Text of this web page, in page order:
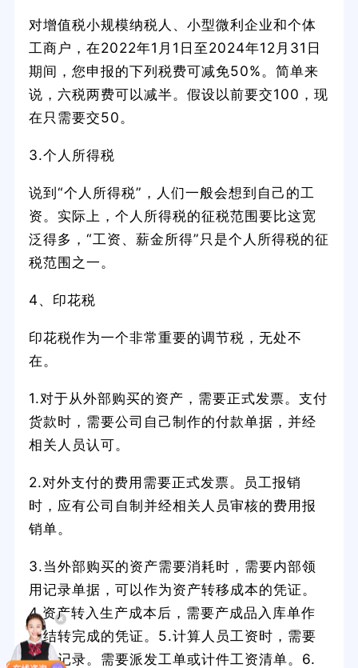
对增值税小规模纳税人、小型微利企业和个体
工商户，在2022年1月1日至2024年12月31日
期间，您申报的下列税费可减免50%。简单来
说，六税两费可以减半。假设以前要交100，现
在只需要交50。
3.个人所得税
说到“个人所得税”，人们一般会想到自己的工
资。实际上，个人所得税的征税范围要比这宽
泛得多，“工资、薪金所得”只是个人所得税的征
税范围之一。
4、印花税
印花税作为一个非常重要的调节税，无处不
在。
1.对于从外部购买的资产，需要正式发票。支付
货款时，需要公司自己制作的付款单据，并经
相关人员认可。
2.对外支付的费用需要正式发票。员工报销
时，应有公司自制并经相关人员审核的费用报
销单。
3.当外部购买的资产需要消耗时，需要内部领
用记录单据，可以作为资产转移成本的凭证。
4.资产转入生产成本后，需要产成品入库单作
为结转完成的凭证。5.计算人员工资时，需要
考勤记录。需要派发工单或计件工资清单。6.